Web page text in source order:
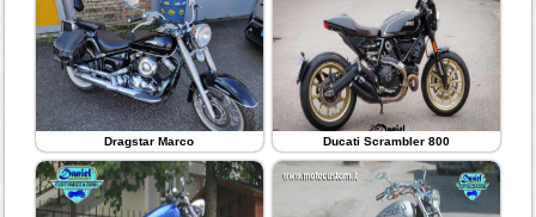
Dragstar Marco Ducati Scrambler 800